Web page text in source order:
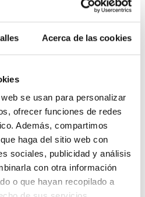
Acerca de las cookies
se usan para personalizar
ofrecer funciones de redes
Además, compartimos
haga del sitio web con
sociales, publicidad y análisis
con otra información
o que hayan recopilado a
hidratarlos siempre
baño.
para durezas en los pies
para durezasayuda a
y previene su aparición.
ingredientes como la
que son muy efectivos para